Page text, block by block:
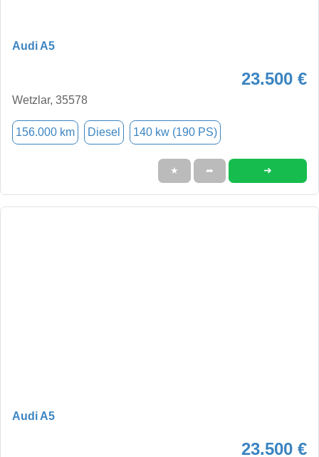
Audi A5
23.500 €
Wetzlar, 35578
156.000 km Diesel 140 kw (190 PS)
★ ➦ ➜
Audi A5
23.500 €